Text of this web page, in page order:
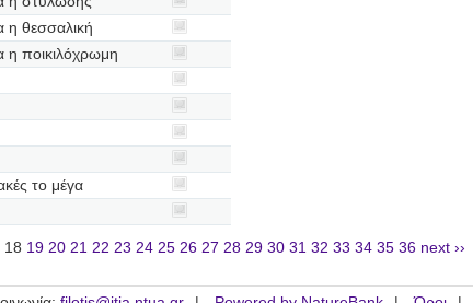
η θεσσαλική
η ποικιλόχρωμη
το μέγα
18 19 20 21 22 23 24 25 26 27 28 29 30 31 32 33 34 35 36 next ››